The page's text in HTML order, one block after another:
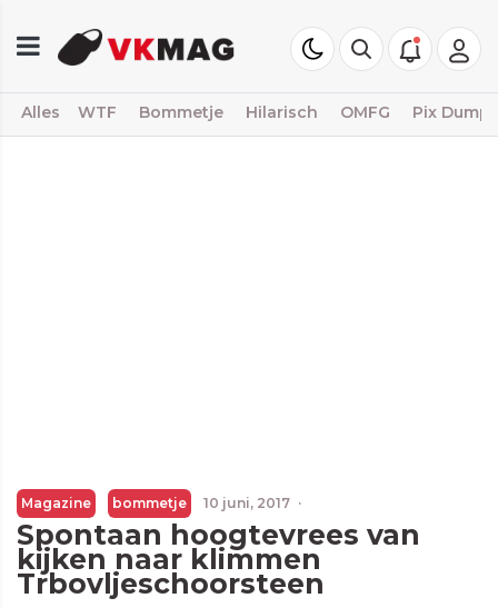
Alles WTF Bommetje Hilarisch OMFG Pix Dump
Magazine bommetje 10 juni, 2017 ·
Spontaan hoogtevrees van
kijken naar klimmen
Trbovljeschoorsteen